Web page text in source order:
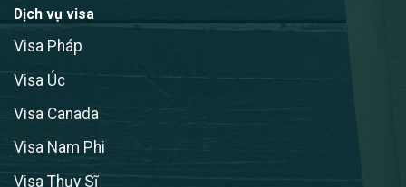
Dịch vụ visa
Visa Pháp
Visa Úc
Visa Canada
Visa Nam Phi
Visa Thụy Sĩ